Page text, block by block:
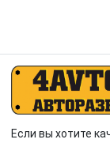
Если вы хотите